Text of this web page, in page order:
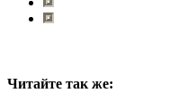
Читайте так же: